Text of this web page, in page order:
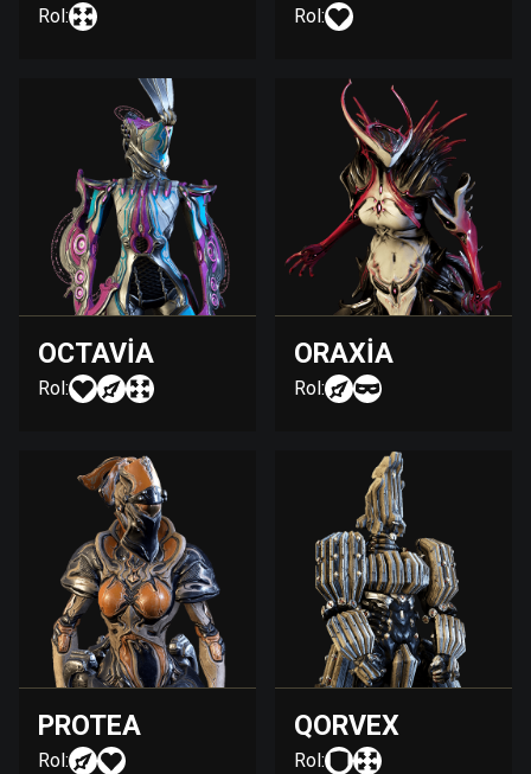
Rol: Rol:
OCTAVIA
Rol:
ORAXIA
Rol:
PROTEA
Rol:
QORVEX
Rol: